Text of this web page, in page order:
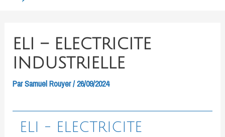
ELI – ELECTRICITE
INDUSTRIELLE
ParSamuel Rouyer/26/09/2024
ELI - ELECTRICITE